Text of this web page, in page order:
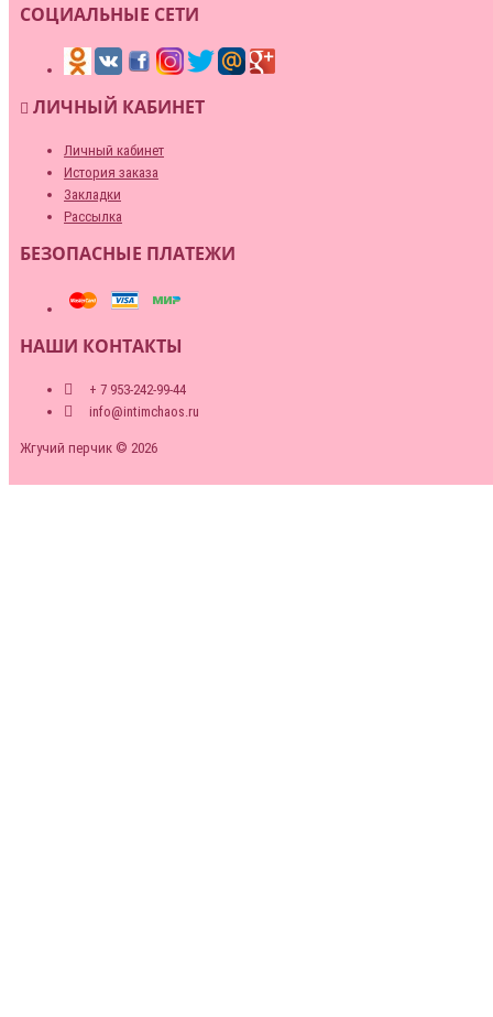
СОЦИАЛЬНЫЕ СЕТИ
ЛИЧНЫЙ КАБИНЕТ
Личный кабинет
История заказа
Закладки
Рассылка
БЕЗОПАСНЫЕ ПЛАТЕЖИ
НАШИ КОНТАКТЫ
+ 7 953-242-99-44
info@intimchaos.ru
Жгучий перчик © 2026